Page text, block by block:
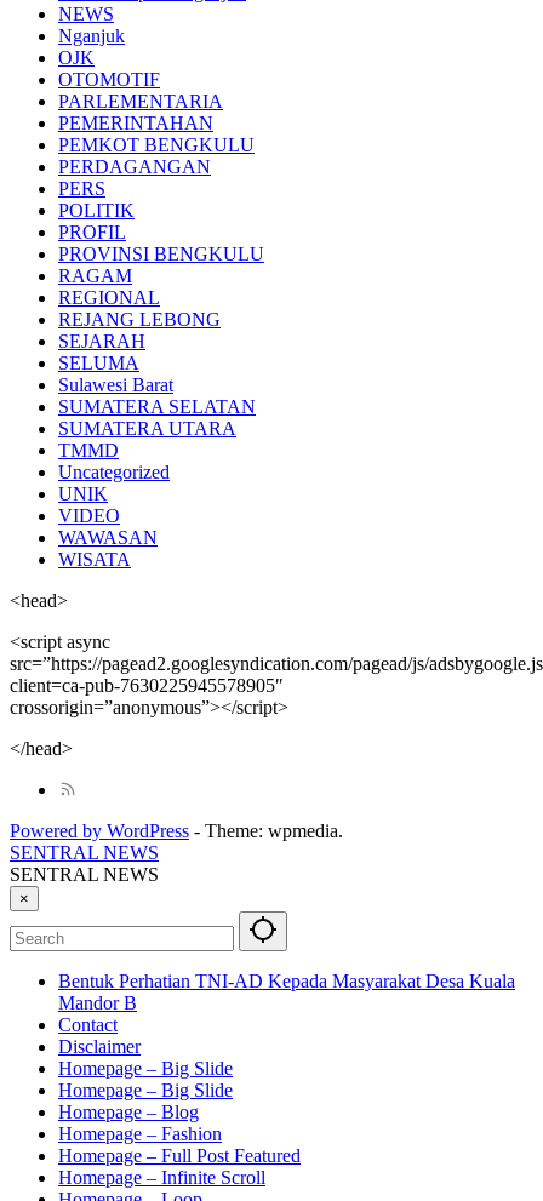
NEWS
Nganjuk
OJK
OTOMOTIF
PARLEMENTARIA
PEMERINTAHAN
PEMKOT BENGKULU
PERDAGANGAN
PERS
POLITIK
PROFIL
PROVINSI BENGKULU
RAGAM
REGIONAL
REJANG LEBONG
SEJARAH
SELUMA
Sulawesi Barat
SUMATERA SELATAN
SUMATERA UTARA
TMMD
Uncategorized
UNIK
VIDEO
WAWASAN
WISATA
<head>
<script async
src=”https://pagead2.googlesyndication.com/pagead/js/
client=ca-pub-7630225945578905″
crossorigin=”anonymous”></script>
</head>
Powered by WordPress - Theme: wpmedia.
SENTRAL NEWS
SENTRAL NEWS
×
Bentuk Perhatian TNI-AD Kepada Masyarakat Desa Kuala
Mandor B
Contact
Disclaimer
Homepage – Big Slide
Homepage – Big Slide
Homepage – Blog
Homepage – Fashion
Homepage – Full Post Featured
Homepage – Infinite Scroll